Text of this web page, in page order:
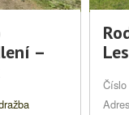
–
Číslo